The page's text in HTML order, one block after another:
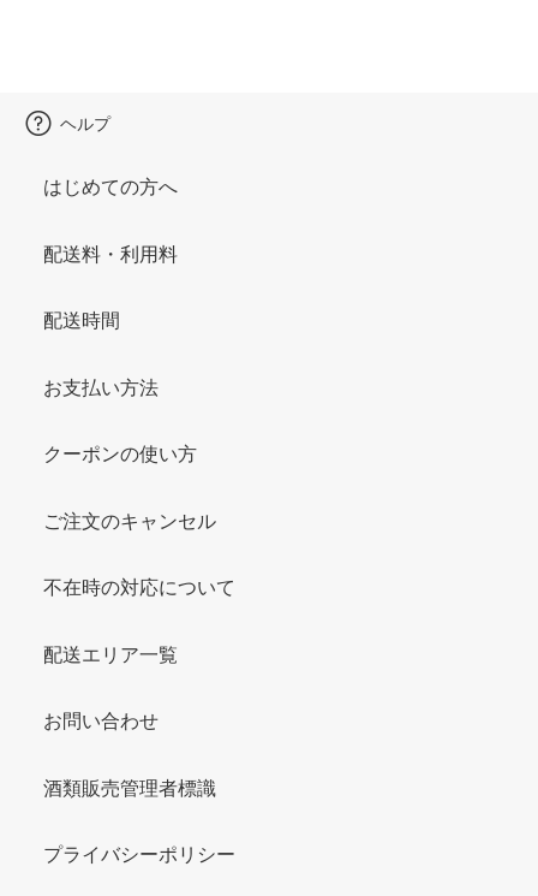
ヘルプ
はじめての方へ
配送料・利用料
配送時間
お支払い方法
クーポンの使い方
ご注文のキャンセル
不在時の対応について
配送エリア一覧
お問い合わせ
酒類販売管理者標識
プライバシーポリシー